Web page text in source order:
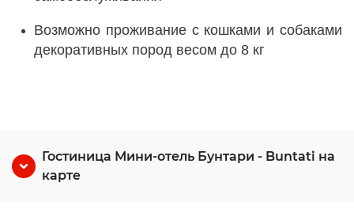
Возможно проживание с кошками и собаками
декоративных пород весом до 8 кг
Гостиница Мини-отель Бунтари - Buntati на
карте